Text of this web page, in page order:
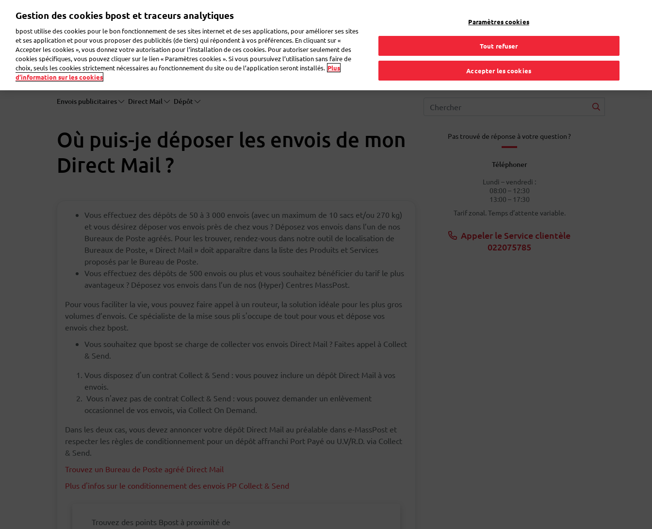
principal
Professionnel
Faire de la publicité Envoyer des colis Envoyer du courrier Recevoir du courrier Logistique FAQ eShop
Envois publicitaires Direct Mail Dépôt
Où puis-je déposer les envois de mon
Direct Mail ?
Vous effectuez des dépôts de 50 à 3 000 envois (avec un maximum de 10 sacs et/ou 270 kg)
et vous désirez déposer vos envois près de chez vous ? Déposez vos envois dans l’un de nos
Bureaux de Poste agréés. Pour les trouver, rendez-vous dans notre outil de localisation de
Bureaux de Poste, « Direct Mail » doit apparaître dans la liste des Produits et Services
proposés par le Bureau de Poste.
Vous effectuez des dépôts de 500 envois ou plus et vous souhaitez bénéficier du tarif le plus
avantageux ? Déposez vos envois dans l’un de nos (Hyper) Centres MassPost.
Pour vous faciliter la vie, vous pouvez faire appel à un routeur, la solution idéale pour les plus gros
volumes d’envois. Ce spécialiste de la mise sous pli s'occupe de tout pour vous et dépose vos
envois chez bpost.
Vous souhaitez que bpost se charge de collecter vos envois Direct Mail ? Faites appel à Collect
& Send.
Vous disposez d'un contrat Collect & Send : vous pouvez inclure un dépôt Direct Mail à vos
envois.
Vous n'avez pas de contrat Collect & Send : vous pouvez demander un enlèvement
occasionnel de vos envois, via Collect On Demand.
Dans les deux cas, vous devez annoncer votre dépôt Direct Mail au préalable dans e-MassPost et
respecter les règles de conditionnement pour un dépôt affranchi Port Payé ou U.V/R.D. via Collect
& Send.
Trouvez un Bureau de Poste agréé Direct Mail
Plus d'infos sur le conditionnement des envois PP Collect & Send
Trouvez des points Bpost à proximité de
Pas trouvé de réponse à votre question ?
Téléphoner
Lundi – vendredi :
08:00 – 12:30
13:00 – 17:30
Tarif zonal. Temps d’attente variable.
Appeler le Service clientèle
022075785
Gestion des cookies bpost et traceurs analytiques
bpost utilise des cookies pour le bon fonctionnement de ses sites internet et de ses applications, pour améliorer ses sites
et ses application et pour vous proposer des publicités (de tiers) qui répondent à vos préférences. En cliquant sur «
Accepter les cookies », vous donnez votre autorisation pour l’installation de ces cookies. Pour autoriser seulement des
cookies spécifiques, vous pouvez cliquer sur le lien « Paramètres cookies ». Si vous poursuivez l’utilisation sans faire de
choix, seuls les cookies strictement nécessaires au fonctionnement du site ou de l’application seront installés. Plus
d’information sur les cookies
Paramètres cookies
Tout refuser
Accepter les cookies